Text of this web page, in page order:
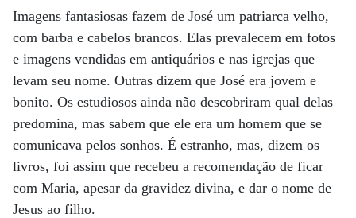
Imagens fantasiosas fazem de José um patriarca velho,
com barba e cabelos brancos. Elas prevalecem em fotos
e imagens vendidas em antiquários e nas igrejas que
levam seu nome. Outras dizem que José era jovem e
bonito. Os estudiosos ainda não descobriram qual delas
predomina, mas sabem que ele era um homem que se
comunicava pelos sonhos. É estranho, mas, dizem os
livros, foi assim que recebeu a recomendação de ficar
com Maria, apesar da gravidez divina, e dar o nome de
Jesus ao filho.